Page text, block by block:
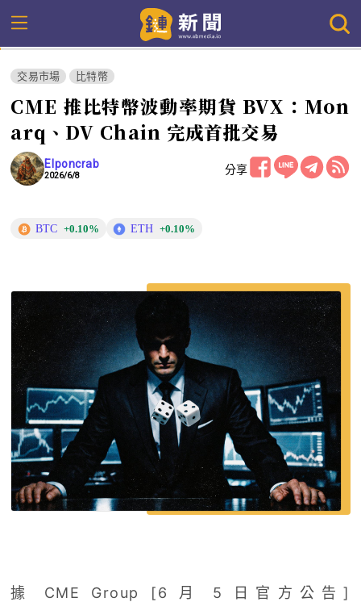
交易市場 比特幣
CME 推比特幣波動率期貨 BVX：Mon
arq、DV Chain 完成首批交易
Elponcrab
2026/6/8 分享
BTC +0.10% ETH +0.10%
據 CME Group [6 月 5 日官方公告]